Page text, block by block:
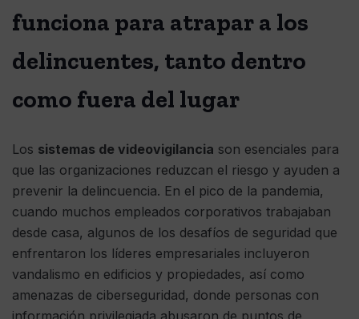
funciona para atrapar a los
delincuentes, tanto dentro
como fuera del lugar
Los sistemas de videovigilancia son esenciales para
que las organizaciones reduzcan el riesgo y ayuden a
prevenir la delincuencia. En el pico de la pandemia,
cuando muchos empleados corporativos trabajaban
desde casa, algunos de los desafíos de seguridad que
enfrentaron los líderes empresariales incluyeron
vandalismo en edificios y propiedades, así como
amenazas de ciberseguridad, donde personas con